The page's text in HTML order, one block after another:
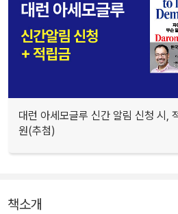
대런 아세모글루 신간 알림 신청 시,
원(추첨)
책소개